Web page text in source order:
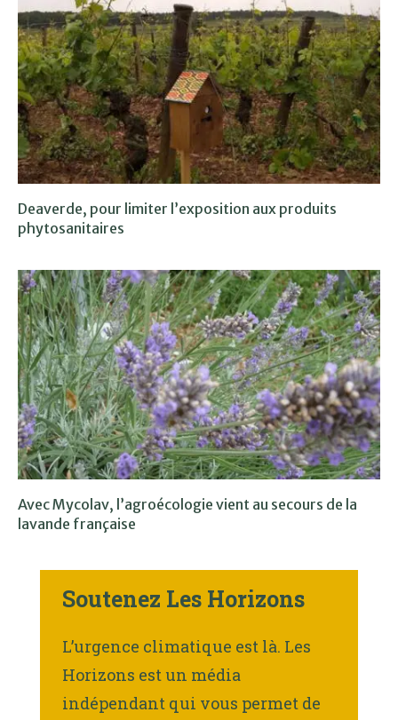
Deaverde, pour limiter l’exposition aux produits
phytosanitaires
Avec Mycolav, l’agroécologie vient au secours de la
lavande française
Soutenez Les Horizons
L’urgence climatique est là. Les
Horizons est un média
indépendant qui vous permet de